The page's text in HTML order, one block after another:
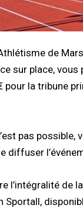
de
sur place,
pour la tribune
pas
diffuser
l’intégralité de
Sportall,